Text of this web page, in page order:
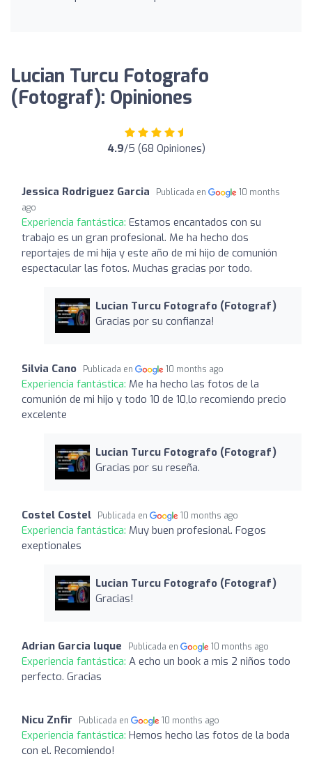
Lucian Turcu Fotografo
(Fotograf): Opiniones
4.9/5 (68 Opiniones)
Jessica Rodriguez Garcia Publicada en
10 months
ago
Experiencia fantástica: Estamos encantados con su
trabajo es un gran profesional. Me ha hecho dos
reportajes de mi hija y este año de mi hijo de comunión
espectacular las fotos. Muchas gracias por todo.
Lucian Turcu Fotografo (Fotograf)
Gracias por su confianza!
Silvia Cano Publicada en 10 months ago
Experiencia fantástica: Me ha hecho las fotos de la
comunión de mi hijo y todo 10 de 10,lo recomiendo precio
excelente
Lucian Turcu Fotografo (Fotograf)
Gracias por su reseña.
Costel Costel Publicada en 10 months ago
Experiencia fantástica: Muy buen profesional. Fogos
exeptionales
Lucian Turcu Fotografo (Fotograf)
Gracias!
Adrian Garcia luque Publicada en 10 months ago
Experiencia fantástica: A echo un book a mis 2 niños todo
perfecto. Gracias
Nicu Znfir Publicada en 10 months ago
Experiencia fantástica: Hemos hecho las fotos de la boda
con el. Recomiendo!